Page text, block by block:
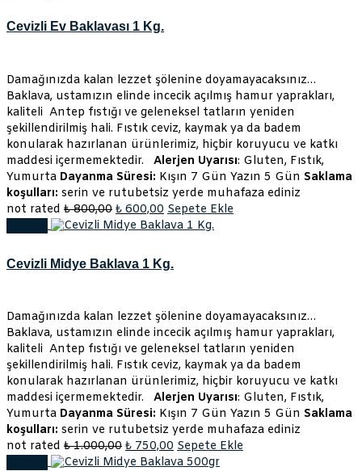
Cevizli Ev Baklavası 1 Kg.
Damağınızda kalan lezzet şölenine doyamayacaksınız…
Baklava, ustamızın elinde incecik açılmış hamur yaprakları,
kaliteli Antep fıstığı ve geleneksel tatların yeniden
şekillendirilmiş hali. Fıstık ceviz, kaymak ya da badem
konularak hazırlanan ürünlerimiz, hiçbir koruyucu ve katkı
maddesi içermemektedir. Alerjen Uyarısı: Gluten, Fıstık,
Yumurta Dayanma Süresi: Kışın 7 Gün Yazın 5 Gün Saklama
koşulları: serin ve rutubetsiz yerde muhafaza ediniz
not rated ₺800,00 Orijinal
fiyat:
₺600,00 Şu
andaki
₺ 600,00.
Sepete Ekle
Cevizli Midye Baklava 1 Kg.
Damağınızda kalan lezzet şölenine doyamayacaksınız…
Baklava, ustamızın elinde incecik açılmış hamur yaprakları,
kaliteli Antep fıstığı ve geleneksel tatların yeniden
şekillendirilmiş hali. Fıstık ceviz, kaymak ya da badem
konularak hazırlanan ürünlerimiz, hiçbir koruyucu ve katkı
maddesi içermemektedir. Alerjen Uyarısı: Gluten, Fıstık,
Yumurta Dayanma Süresi: Kışın 7 Gün Yazın 5 Gün Saklama
koşulları: serin ve rutubetsiz yerde muhafaza ediniz
not rated ₺1.000,00 Orijinal
fiyat:
₺750,00 Şu
andaki
Sepete Ekle